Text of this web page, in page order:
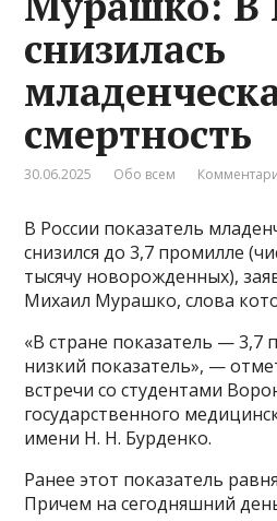
снизилась
смертность
30.06.2025 Обо всем
В России показатель
снизился до 3,7 промилле
тысячу новорожденных),
Михаил Мурашко, слова
«В стране показатель — 3,7
низкий показатель», —
встречи со студентами
государственного
имени Н. Н. Бурденко.
Ранее этот показатель
Причем на сегодняшний